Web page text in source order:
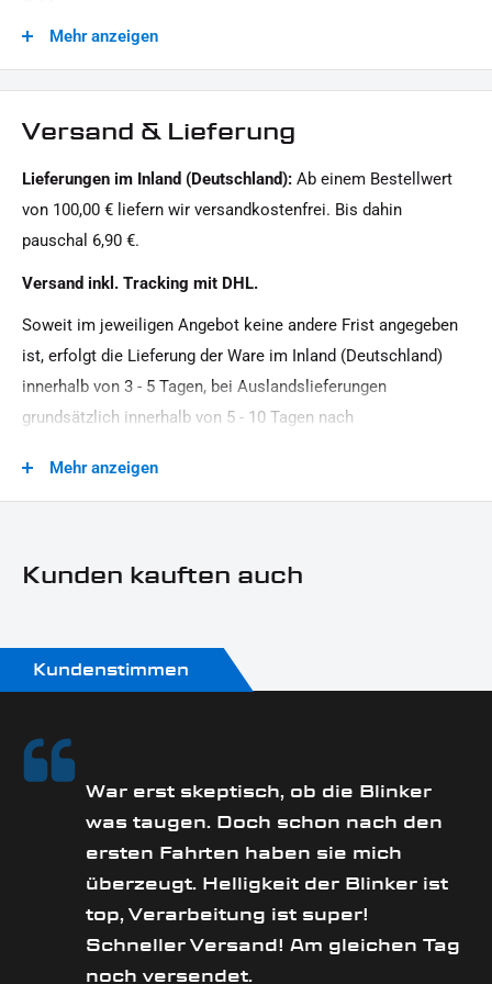
folgenden Artikel:
Frequenzgeber LED - SMD Blinker IOMP | 12V | SP1
1x Paar Blinkerhalter mit eingesetzten SMD-Blinker 2 in
1
1x Montagehinweise
Dieses Angebot kann Beispielbilder enthalten, deren Inhalt über den Lieferumfang hinausgeht.
Generation:
Aluminium
Menge:
Harley-Davidson
Lenkerarmaturenblinker
Mehr anzeigen
Versand & Lieferung
Lieferungen im Inland (Deutschland): Ab einem Bestellwert
von 100,00 € liefern wir versandkostenfrei. Bis dahin
pauschal 6,90 €.
Versand inkl. Tracking mit DHL.
Soweit im jeweiligen Angebot keine andere Frist angegeben
ist, erfolgt die Lieferung der Ware im Inland (Deutschland)
innerhalb von 3 - 5 Tagen, bei Auslandslieferungen
grundsätzlich innerhalb von 5 - 10 Tagen nach
Zeitpunkt Ihrer Zahlungsanweisung).Beachten Sie, dass an
Mehr anzeigen
Kunden kauften auch
Kundenstimmen
War erst skeptisch, ob die Blinker
was taugen. Doch schon nach den
ersten Fahrten haben sie mich
überzeugt. Helligkeit der Blinker ist
top, Verarbeitung ist super!
Schneller Versand! Am gleichen Tag
noch versendet.